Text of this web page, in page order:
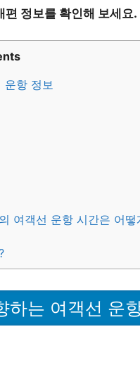
편 정보를 확인해 보세요.
운항 정보
여객선 운항 시간은 어떻
하는 여객선 운